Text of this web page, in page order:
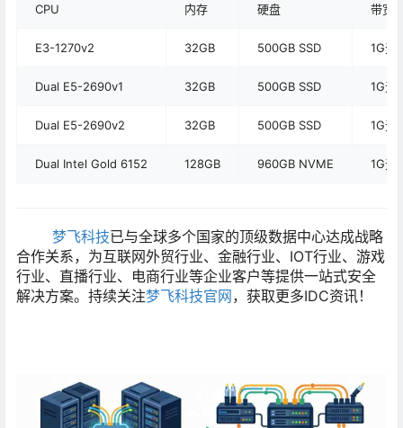
CPU 内存 硬盘 带宽
E3-1270v2 32GB 500GB SSD 1G无
Dual E5-2690v1 32GB 500GB SSD 1G无
Dual E5-2690v2 32GB 500GB SSD 1G无
Dual Intel Gold 6152 128GB 960GB NVME 1G无
梦飞科技已与全球多个国家的顶级数据中心达成战略
合作关系，为互联网外贸行业、金融行业、IOT行业、游戏
行业、直播行业、电商行业等企业客户等提供一站式安全
解决方案。持续关注梦飞科技官网，获取更多IDC资讯！